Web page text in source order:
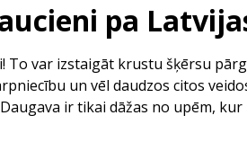
pa
To var izstaigāt krustu šķērsu
un vēl daudzos citos
Daugava ir tikai dāžas no upēm,